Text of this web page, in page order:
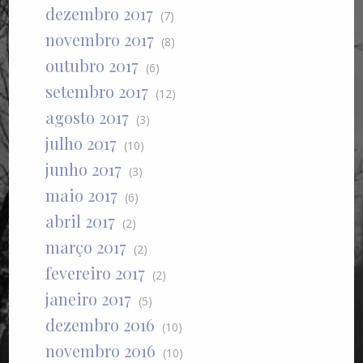
dezembro 2017 (7)
novembro 2017 (8)
outubro 2017 (6)
setembro 2017 (12)
agosto 2017 (3)
julho 2017 (10)
junho 2017 (3)
maio 2017 (6)
abril 2017 (2)
março 2017 (2)
fevereiro 2017 (2)
janeiro 2017 (5)
dezembro 2016 (10)
novembro 2016 (10)